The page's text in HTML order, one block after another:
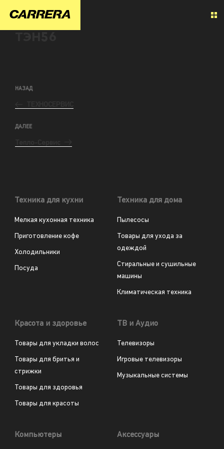
НАЗАД
ДАЛЕЕ
Техника для кухни
Мелкая кухонная техника
Приготовление кофе
Холодильники
Посуда
Техника для дома
Пылесосы
Товары для ухода за
одеждой
Стиральные и сушильные
машины
Климатическая техника
Красота и здоровье
Товары для укладки волос
Товары для бритья и
стрижки
Товары для здоровья
Товары для красоты
ТВ и Аудио
Телевизоры
Игровые телевизоры
Музыкальные системы
Компьютеры Аксессуары